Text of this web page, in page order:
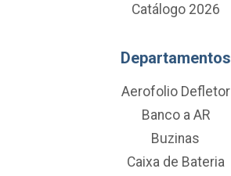
Catálogo 2026
Departamentos
Aerofolio Defletor
Banco a AR
Buzinas
Caixa de Bateria